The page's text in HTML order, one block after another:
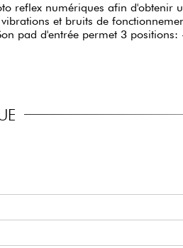
reflex numériques afin d'obtenir
et bruits de
pad d'entrée permet 3